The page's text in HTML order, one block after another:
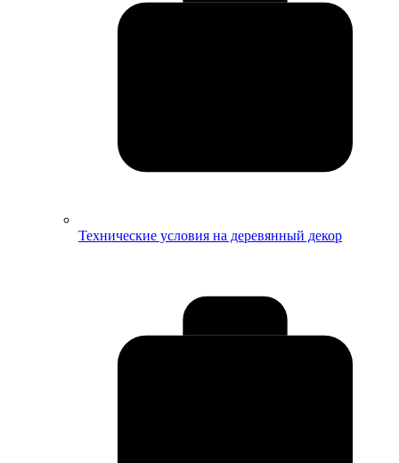
Технические условия на деревянный декор